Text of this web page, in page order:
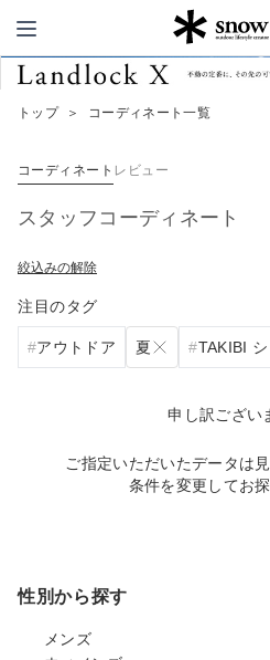
Snow
トップ ＞ コーディネート一覧
コーディネート レビュー
スタッフコーディネート
絞込みの解除
注目のタグ
アウトドア 夏 TAKIBI
申し訳ござい
ご指定いただいたデータは
条件を変更してお
性別から探す
メンズ